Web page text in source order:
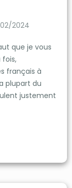
2024
que je vous
fois,
français à
plupart du
justement